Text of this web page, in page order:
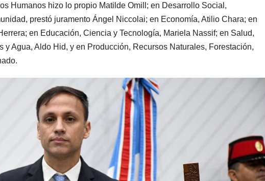
Humanos hizo lo propio Matilde Omill; en Desarrollo Social,
prestó juramento Ángel Niccolai; en Economía, Atilio Chara; en
en Educación, Ciencia y Tecnología, Mariela Nassif; en Salud,
Agua, Aldo Hid, y en Producción, Recursos Naturales, Forestación,